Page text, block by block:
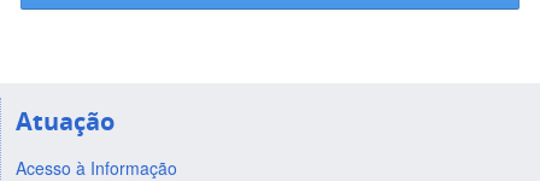
Atuação
Acesso à Informação